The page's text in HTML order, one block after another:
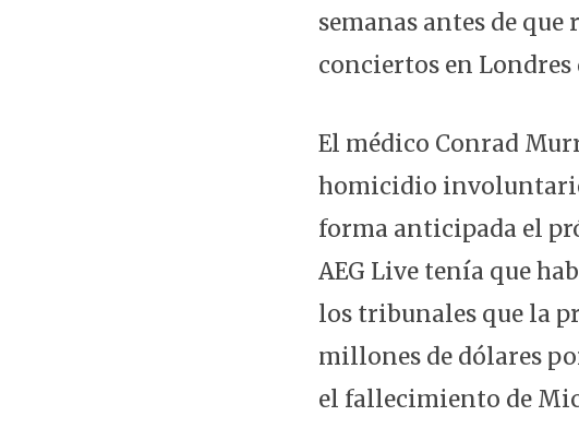
semanas antes de que
conciertos en Londres
El médico Conrad
homicidio
forma anticipada el
AEG Live tenía que
los tribunales que la
millones de dólares
el fallecimiento de